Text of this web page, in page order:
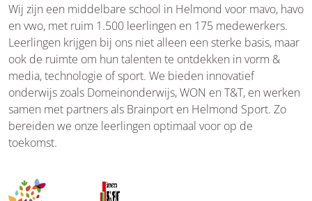
Wij zijn een middelbare school in Helmond voor mavo, havo
en vwo, met ruim 1.500 leerlingen en 175 medewerkers.
Leerlingen krijgen bij ons niet alleen een sterke basis, maar
ook de ruimte om hun talenten te ontdekken in vorm &
media, technologie of sport. We bieden innovatief
onderwijs zoals Domeinonderwijs, WON en T&T, en werken
samen met partners als Brainport en Helmond Sport. Zo
bereiden we onze leerlingen optimaal voor op de
toekomst.